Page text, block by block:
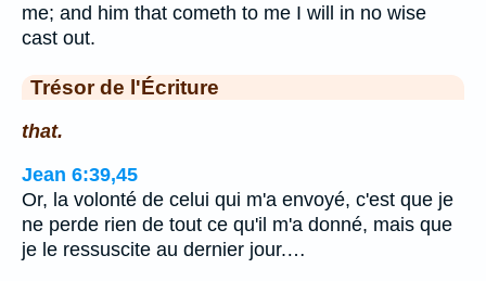
me; and him that cometh to me I will in no wise
cast out.
Trésor de l'Écriture
that.
Jean 6:39,45
Or, la volonté de celui qui m'a envoyé, c'est que je
ne perde rien de tout ce qu'il m'a donné, mais que
je le ressuscite au dernier jour.…